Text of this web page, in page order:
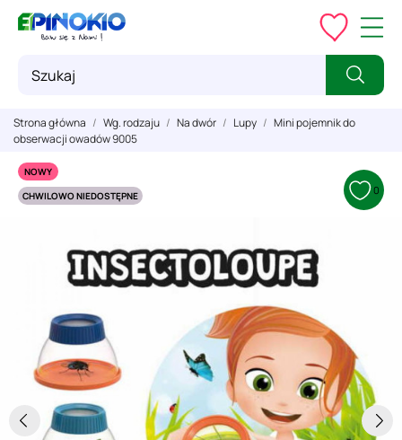
Strona główna Wg. rodzaju Na dwór Lupy
Mini pojemnik do
obserwacji owadów 9005
NOWY
CHWILOWO NIEDOSTĘPNE
0